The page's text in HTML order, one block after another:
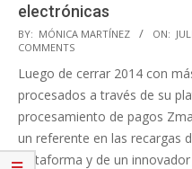
electrónicas
2015-
07-
03
BY: MÓNICA MARTÍNEZ ON:
COMMENTS
Luego de cerrar 2014 con
procesados a través de su
procesamiento de pagos
un referente en las recargas
plataforma y de un